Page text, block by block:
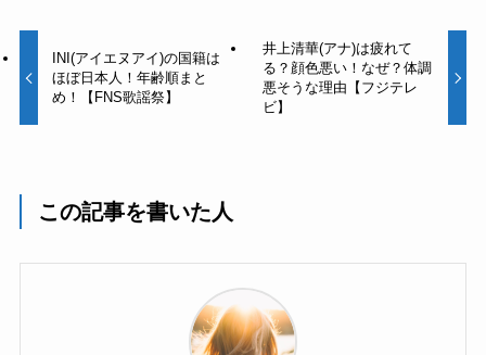
INI(アイエヌアイ)の国籍は
ほぼ日本人！年齢順まと
め！【FNS歌謡祭】
井上清華(アナ)は疲れて
る？顔色悪い！なぜ？体調
悪そうな理由【フジテレ
ビ】
この記事を書いた人